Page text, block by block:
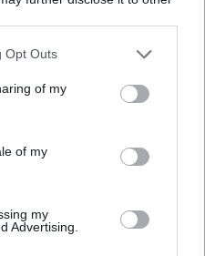
Opt Outs
of my
of my
my
Advertising.
su aktoriumi
ir žvarbus
pražūtingas. Po
labai prastai,
kosulį įveiks pats.